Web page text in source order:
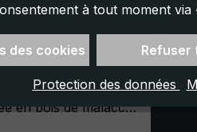
CM01-
hommes disponible
couleurs. Mât en
en bois de malacca
à tout moment via
des cookies Refuser
Protection des données